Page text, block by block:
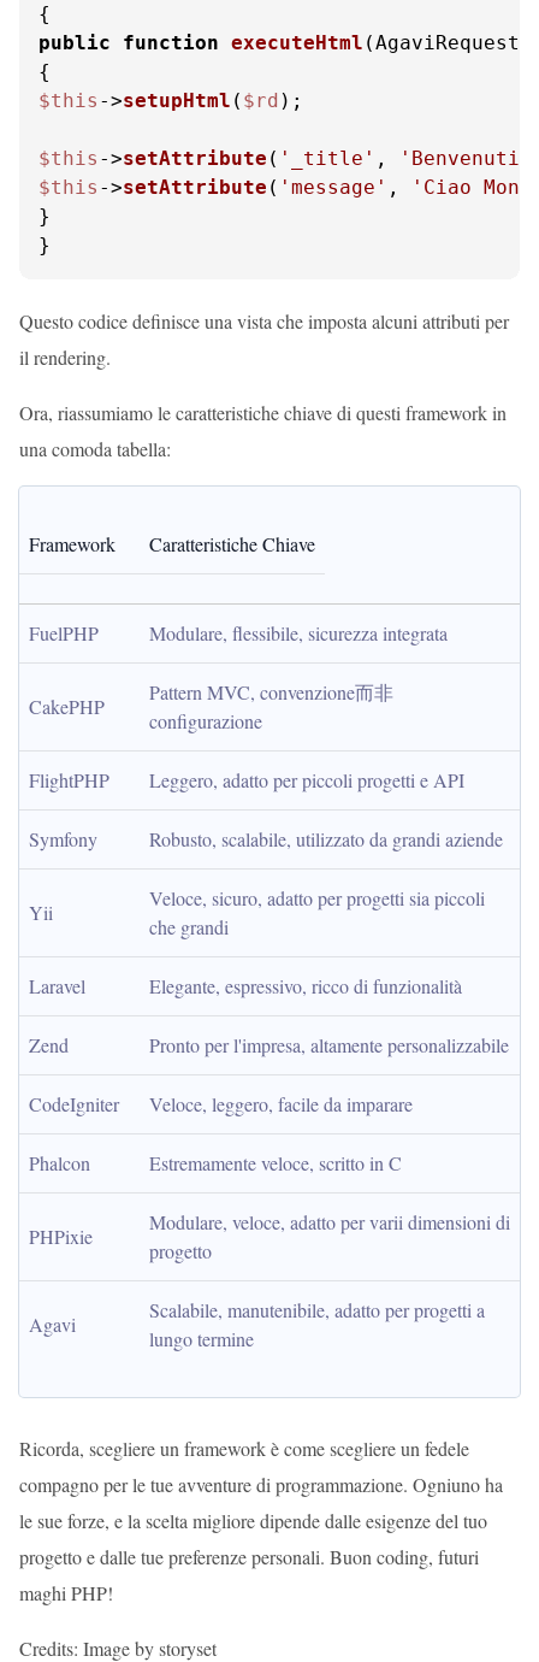
public
function executeHtml (
$this ->setupHtml ( $rd );
$this ->setAttribute ( '_title' ,
'Benvenuti
$this ->setAttribute ( 'message' ,
'Ciao
}
}
Questo codice definisce una vista che imposta alcuni attributi per
il rendering.
Ora, riassumiamo le caratteristiche chiave di questi framework in
una comoda tabella:
Framework Caratteristiche Chiave
FuelPHP Modulare, flessibile, sicurezza integrata
CakePHP
Pattern MVC, convenzione而非
configurazione
FlightPHP Leggero, adatto per piccoli progetti e API
Symfony Robusto, scalabile, utilizzato da grandi aziende
Yii
Veloce, sicuro, adatto per progetti sia piccoli
che grandi
Laravel Elegante, espressivo, ricco di funzionalità
Zend Pronto per l'impresa, altamente personalizzabile
CodeIgniter Veloce, leggero, facile da imparare
Phalcon Estremamente veloce, scritto in C
PHPixie
Modulare, veloce, adatto per varii dimensioni di
progetto
Agavi
Scalabile, manutenibile, adatto per progetti a
lungo termine
Ricorda, scegliere un framework è come scegliere un fedele
compagno per le tue avventure di programmazione. Ogniuno ha
le sue forze, e la scelta migliore dipende dalle esigenze del tuo
progetto e dalle tue preferenze personali. Buon coding, futuri
maghi PHP!
Credits: Image by storyset